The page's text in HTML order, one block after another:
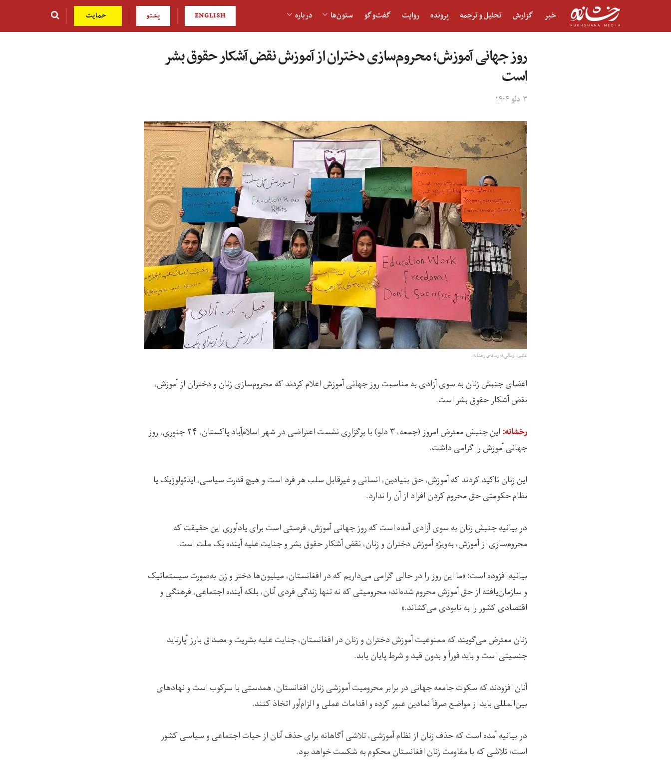
خبر گزارش تحلیل و ترجمه پرونده روایت گفت‌و‎گو ستون‌ها درباره ENGLISH پشتو حمایت
روز جهانی آموزش؛ محروم‌سازی دختران از آموزش نقض آشکار حقوق بشر
است
۳ دلو ۱۴۰۴
عکس: ارسالی به رسانه‌ی رخشانه.
اعضای جنبش زنان به سوی آزادی به مناسبت روز جهانی آموزش اعلام کردند که محروم‌سازی زنان و دختران از آموزش،
نقض آشکار حقوق بشر است.
رخشانه:
این جنبش معترض امروز (جمعه، ۳ دلو) با برگزاری نشست اعتراضی در شهر اسلام‌آباد پاکستان، ۲۴ جنوری، روز
جهانی آموزش را گرامی داشت.
این زنان تاکید کردند که آموزش، حق بنیادین، انسانی و غیرقابل سلب هر فرد است و هیچ قدرت سیاسی، ایدئولوژیک یا
نظام حکومتی حق محروم کردن افراد از آن را ندارد.
در بیانیه جنبش زنان به سوی آزادی آمده است که روز جهانی آموزش، فرصتی است برای یادآوری این حقیقت که
محروم‌سازی از آموزش، به‌ویژه آموزش دختران و زنان، نقض آشکار حقوق بشر و جنایت علیه آینده یک ملت است.
بیانیه افزوده است: «ما این روز را در حالی گرامی می‌داریم که در افغانستان، میلیون‌ها دختر و زن به‌صورت سیستماتیک
و سازمان‌یافته از حق آموزش محروم شده‌اند؛ محرومیتی که نه تنها زندگی فردی آنان، بلکه آینده اجتماعی، فرهنگی و
اقتصادی کشور را به نابودی می‌کشاند.»
زنان معترض می‌گویند که ممنوعیت آموزش دختران و زنان در افغانستان، جنایت علیه بشریت و مصداق بارز آپارتاید
جنسیتی است و باید فوراً و بدون قید و شرط پایان یابد.
آنان افزودند که سکوت جامعه جهانی در برابر محرومیت آموزشی زنان افغانستان، همدستی با سرکوب است و نهادهای
بین‌المللی باید از مواضع صرفاً نمادین عبور کرده و اقدامات عملی و الزام‌آور اتخاذ کنند.
در بیانیه آمده است که حذف زنان از نظام آموزشی، تلاشی آگاهانه برای حذف آنان از حیات اجتماعی و سیاسی کشور
است؛ تلاشی که با مقاومت زنان افغانستان محکوم به شکست خواهد بود.